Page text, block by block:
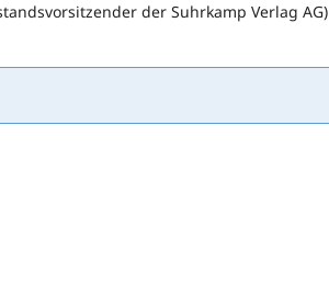
der Suhrkamp Verlag AG)